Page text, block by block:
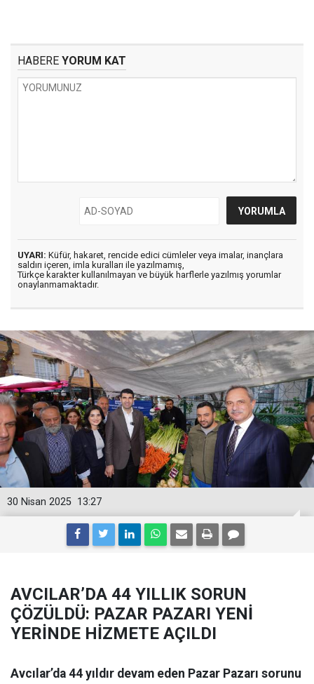
HABERE YORUM KAT
UYARI: Küfür, hakaret, rencide edici cümleler veya imalar, inançlara
saldırı içeren, imla kuralları ile yazılmamış,
Türkçe karakter kullanılmayan ve büyük harflerle yazılmış yorumlar
onaylanmamaktadır.
13:27
30 Nisan 2025
AVCILAR’DA 44 YILLIK SORUN
ÇÖZÜLDÜ: PAZAR PAZARI YENİ
YERİNDE HİZMETE AÇILDI
Avcılar’da 44 yıldır devam eden Pazar Pazarı sorunu